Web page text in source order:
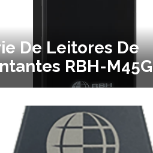
De Leitores De
RBH-M45G